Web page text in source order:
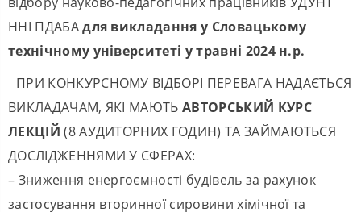
ННІ ПДАБАдля викладання у Словацькому
технічному університеті у травні 2024 н.р.
ПРИ КОНКУРСНОМУ ВІДБОРІ ПЕРЕВАГА НАДАЄТЬСЯ
ВИКЛАДАЧАМ, ЯКІ МАЮТЬАВТОРСЬКИЙ КУРС
ЛЕКЦІЙ(8 АУДИТОРНИХ ГОДИН) ТА ЗАЙМАЮТЬСЯ
ДОСЛІДЖЕННЯМИ У СФЕРАХ:
– Зниження енергоємності будівель за рахунок
застосування вторинної сировини хімічної та